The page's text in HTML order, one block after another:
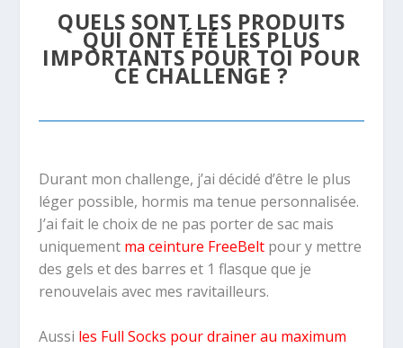
QUELS SONT LES PRODUITS
QUI ONT ÉTÉ LES PLUS
IMPORTANTS POUR TOI POUR
CE CHALLENGE ?
Durant mon challenge, j’ai décidé d’être le plus
léger possible, hormis ma tenue personnalisée.
J’ai fait le choix de ne pas porter de sac mais
uniquementma ceinture FreeBeltpour y mettre
des gels et des barres et 1 flasque que je
renouvelais avec mes ravitailleurs.
Aussi les Full Socks pour drainer au maximum